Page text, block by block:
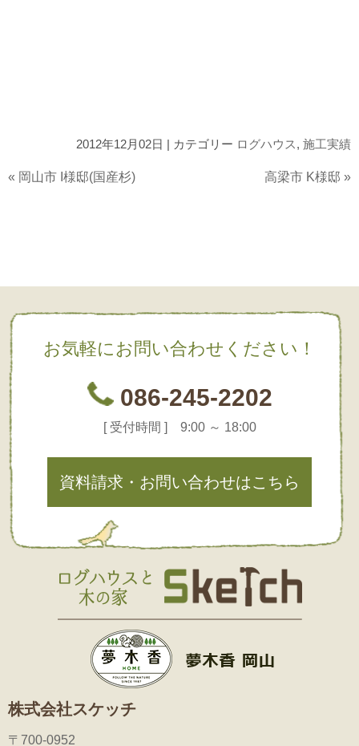
2012年12月02日 | カテゴリー ログハウス, 施工実績
« 岡山市 I様邸(国産杉) 高梁市 K様邸 »
お気軽にお問い合わせください！
086-245-2202
[ 受付時間 ] 9:00 ～ 18:00
資料請求・お問い合わせはこちら
株式会社スケッチ
〒700-0952